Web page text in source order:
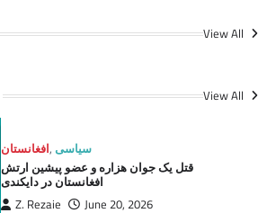
View All
View All
افغانستان,سیاسی
قتل یک جوان هزاره و عضو پیشین ارتش
افغانستان در دایکندی
Z. Rezaie June 20, 2026